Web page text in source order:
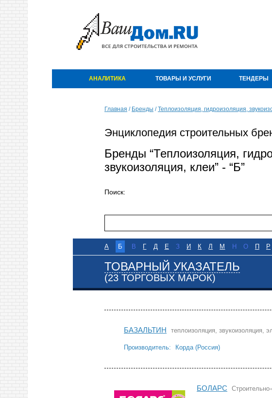
АНАЛИТИКА ТОВАРЫ И УСЛУГИ ТЕНДЕРЫ
Главная / Бренды / Теплоизоляция, гидроизоляция,
Энциклопедия строительных
Бренды “Теплоизоляция,
звукоизоляция, клеи” - “Б”
Поиск:
А Б В Г Д Е З И К Л М Н О П Р
ТОВАРНЫЙ УКАЗАТЕЛЬ
(23 ТОРГОВЫХ МАРОК)
БАЗАЛЬТИН теплоизоляция, звукоизоляция,
Производитель: Корда (Россия)
БОЛАРС